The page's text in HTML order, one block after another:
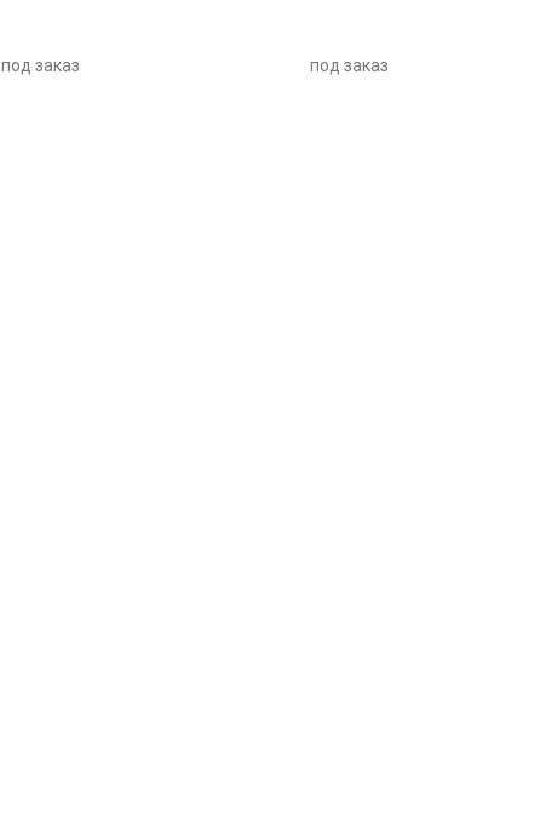
под заказ под заказ